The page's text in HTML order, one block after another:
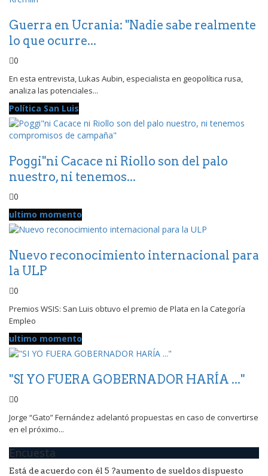
Guerra en Ucrania: "Nadie sabe realmente
lo que ocurre...
0
En esta entrevista, Lukas Aubin, especialista en geopolítica rusa,
analiza las potenciales...
Política San Luis
Poggi"ni Cacace ni Riollo son del palo
nuestro, ni tenemos...
0
ultimo momento
Nuevo reconocimiento internacional para
la ULP
0
Premios WSIS: San Luis obtuvo el premio de Plata en la Categoría
Empleo
ultimo momento
"SI YO FUERA GOBERNADOR HARÍA ..."
0
Jorge “Gato” Fernández adelantó propuestas en caso de convertirse
en el próximo...
Encuesta
Está de acuerdo con él 5 ?aumento de sueldos dispuesto